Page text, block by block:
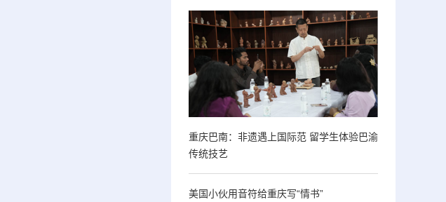
重庆巴南：非遗遇上国际范 留学生体验巴渝
传统技艺
美国小伙用音符给重庆写“情书”